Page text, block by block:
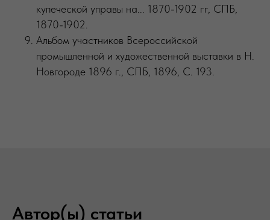
купеческой управы на... 1870-1902 гг, СПБ,
1870-1902.
Альбом участников Всероссийской
промышленной и художественной выставки в Н.
Новгороде 1896 г., СПБ, 1896, С. 193.
Автор(ы) статьи